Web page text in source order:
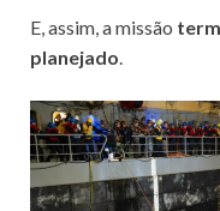
E, assim, a missão
planejado.